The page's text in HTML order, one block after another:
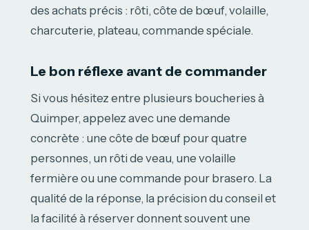
des achats précis : rôti, côte de bœuf, volaille,
charcuterie, plateau, commande spéciale.
Le bon réflexe avant de commander
Si vous hésitez entre plusieurs boucheries à
Quimper, appelez avec une demande
concrète : une côte de bœuf pour quatre
personnes, un rôti de veau, une volaille
fermière ou une commande pour brasero. La
qualité de la réponse, la précision du conseil et
la facilité à réserver donnent souvent une